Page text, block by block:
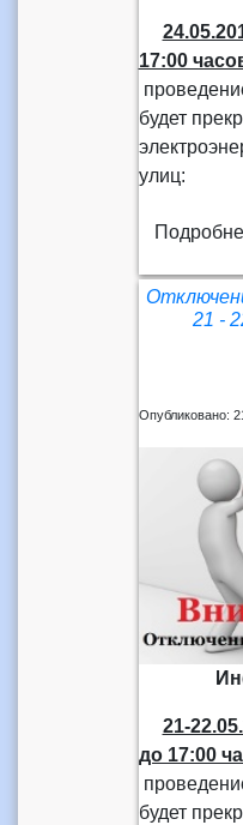
17:00
будет
улиц:
21 -
Опубликовано:
21-
до 17:00
будет